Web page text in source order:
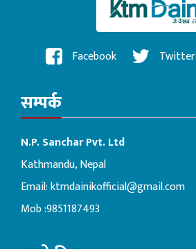
Facebook Twitter
सम्पर्क
N.P. Sanchar Pvt. Ltd
Kathmandu, Nepal
Email:ktmdainikofficial@gmail.com
Mob :9851187493